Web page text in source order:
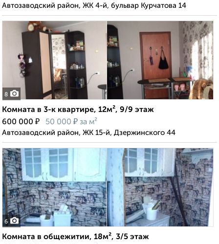
Автозаводский район, ЖК 4-й, бульвар Курчатова 14
8
Комната в 3-к квартире, 12м², 9/9 этаж
600 000 ₽ 50 000 ₽ за м²
Автозаводский район, ЖК 15-й, Дзержинского 44
6
Комната в общежитии, 18м², 3/5 этаж